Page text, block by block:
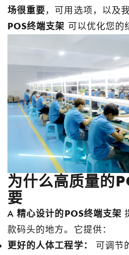
场很重要，可用选项，以及
POS终端支架 可以优化您的
为什么高质量的
要
A精心设计的POS终端支架
款码头的地方。它提供：
更好的人体工程学：
可调节